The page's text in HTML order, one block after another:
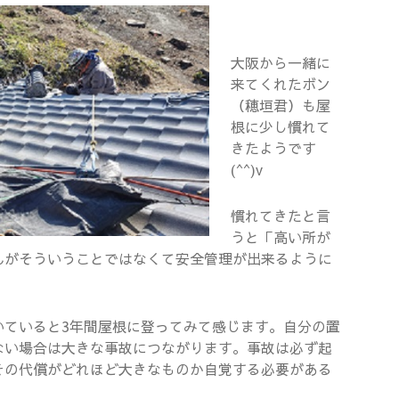
大阪から一緒に
来てくれたボン
（穂垣君）も屋
根に少し慣れて
きたようです
(^^)v
慣れてきたと言
うと「高い所が
そういうことではなくて安全管理が出来るように
いると3年間屋根に登ってみて感じます。自分の置
場合は大きな事故につながります。事故は必ず起
代償がどれほど大きなものか自覚する必要がある